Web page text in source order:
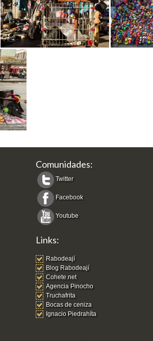
Comunidades:
Twitter
Facebook
Youtube
Links:
Rabodeají
Blog Rabodeají
Cohete.net
Agencia Pinocho
Truchafrita
Bocas de ceniza
Ignacio Piedrahíta